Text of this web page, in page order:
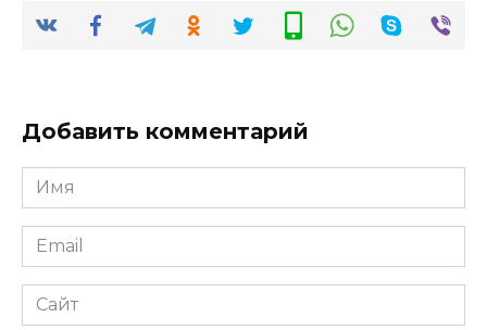
Добавить комментарий
Имя
*
Email
*
Сайт